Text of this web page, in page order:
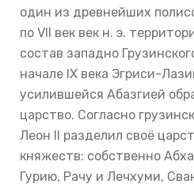
один из древнейших
по VII век век н. э.
состав западно
начале IX века Эгриси-
усилившейся Абазгией
царство. Согласно
Леон II разделил своё
княжеств: собственно
Гурию, Рачу и Лечхуми,